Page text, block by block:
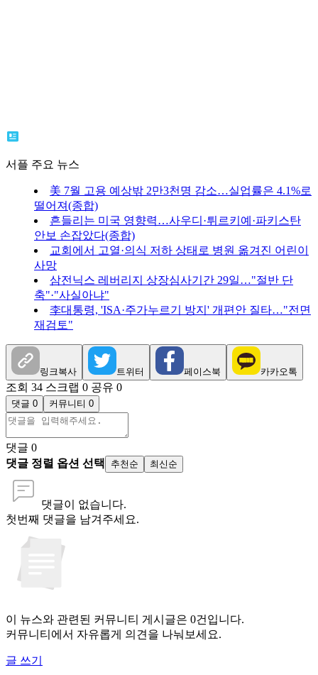
서플 주요 뉴스
美 7월 고용 예상밖 2만3천명 감소…실업률은 4.1%로
떨어져(종합)
흔들리는 미국 영향력…사우디·튀르키예·파키스탄
안보 손잡았다(종합)
교회에서 고열·의식 저하 상태로 병원 옮겨진 어린이
사망
삼전닉스 레버리지 상장심사기간 29일…"절반 단
축"·"사실아냐"
李대통령, 'ISA·주가누르기 방지' 개편안 질타…"전면
재검토"
링크복사 트위터 페이스북 카카오톡
조회 34 스크랩 0 공유 0
댓글 0 커뮤니티 0
댓글 0
댓글 정렬 옵션 선택
추천순 최신순
댓글이 없습니다.
첫번째 댓글을 남겨주세요.
이 뉴스와 관련된 커뮤니티 게시글은 0건입니다.
커뮤니티에서 자유롭게 의견을 나눠보세요.
글 쓰기